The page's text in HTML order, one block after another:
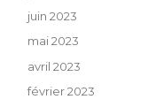
juin 2023
mai 2023
avril 2023
février 2023